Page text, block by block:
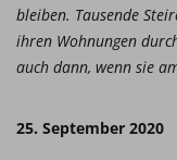
bleiben. Tausende
ihren Wohnungen
auch dann, wenn sie
25. September 2020